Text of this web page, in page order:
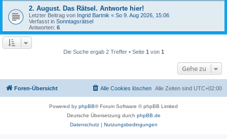
2. August. Das Rätsel. Antworte hier!
Letzter Beitrag von Ingrid Bartnik « So 9. Aug 2026, 15:06
Verfasst in Sonntagsrätsel
Antworten: 6
Die Suche ergab 2 Treffer • Seite 1 von 1
Gehe zu
Foren-Übersicht Alle Zeiten sind UTC+02:00
Alle Cookies löschen
Powered by phpBB® Forum Software © phpBB Limited
Deutsche Übersetzung durch phpBB.de
Datenschutz| Nutzungsbedingungen